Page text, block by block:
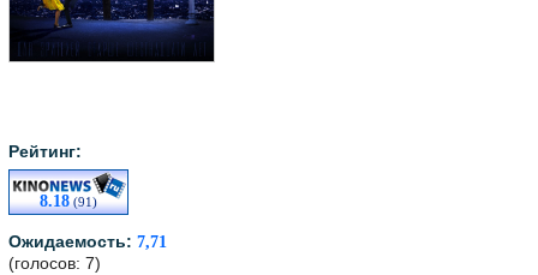
Рейтинг:
8.18 (91)
Ожидаемость: 7,71
(голосов: 7)